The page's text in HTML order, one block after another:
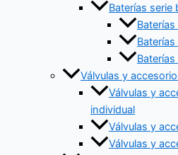
Baterías serie
Válvulas y
Válvulas y
individual
Válvulas y
Válvulas y